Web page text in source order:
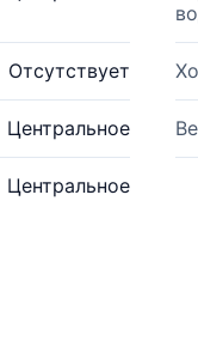
Отсутствует
Центральное
Центральное